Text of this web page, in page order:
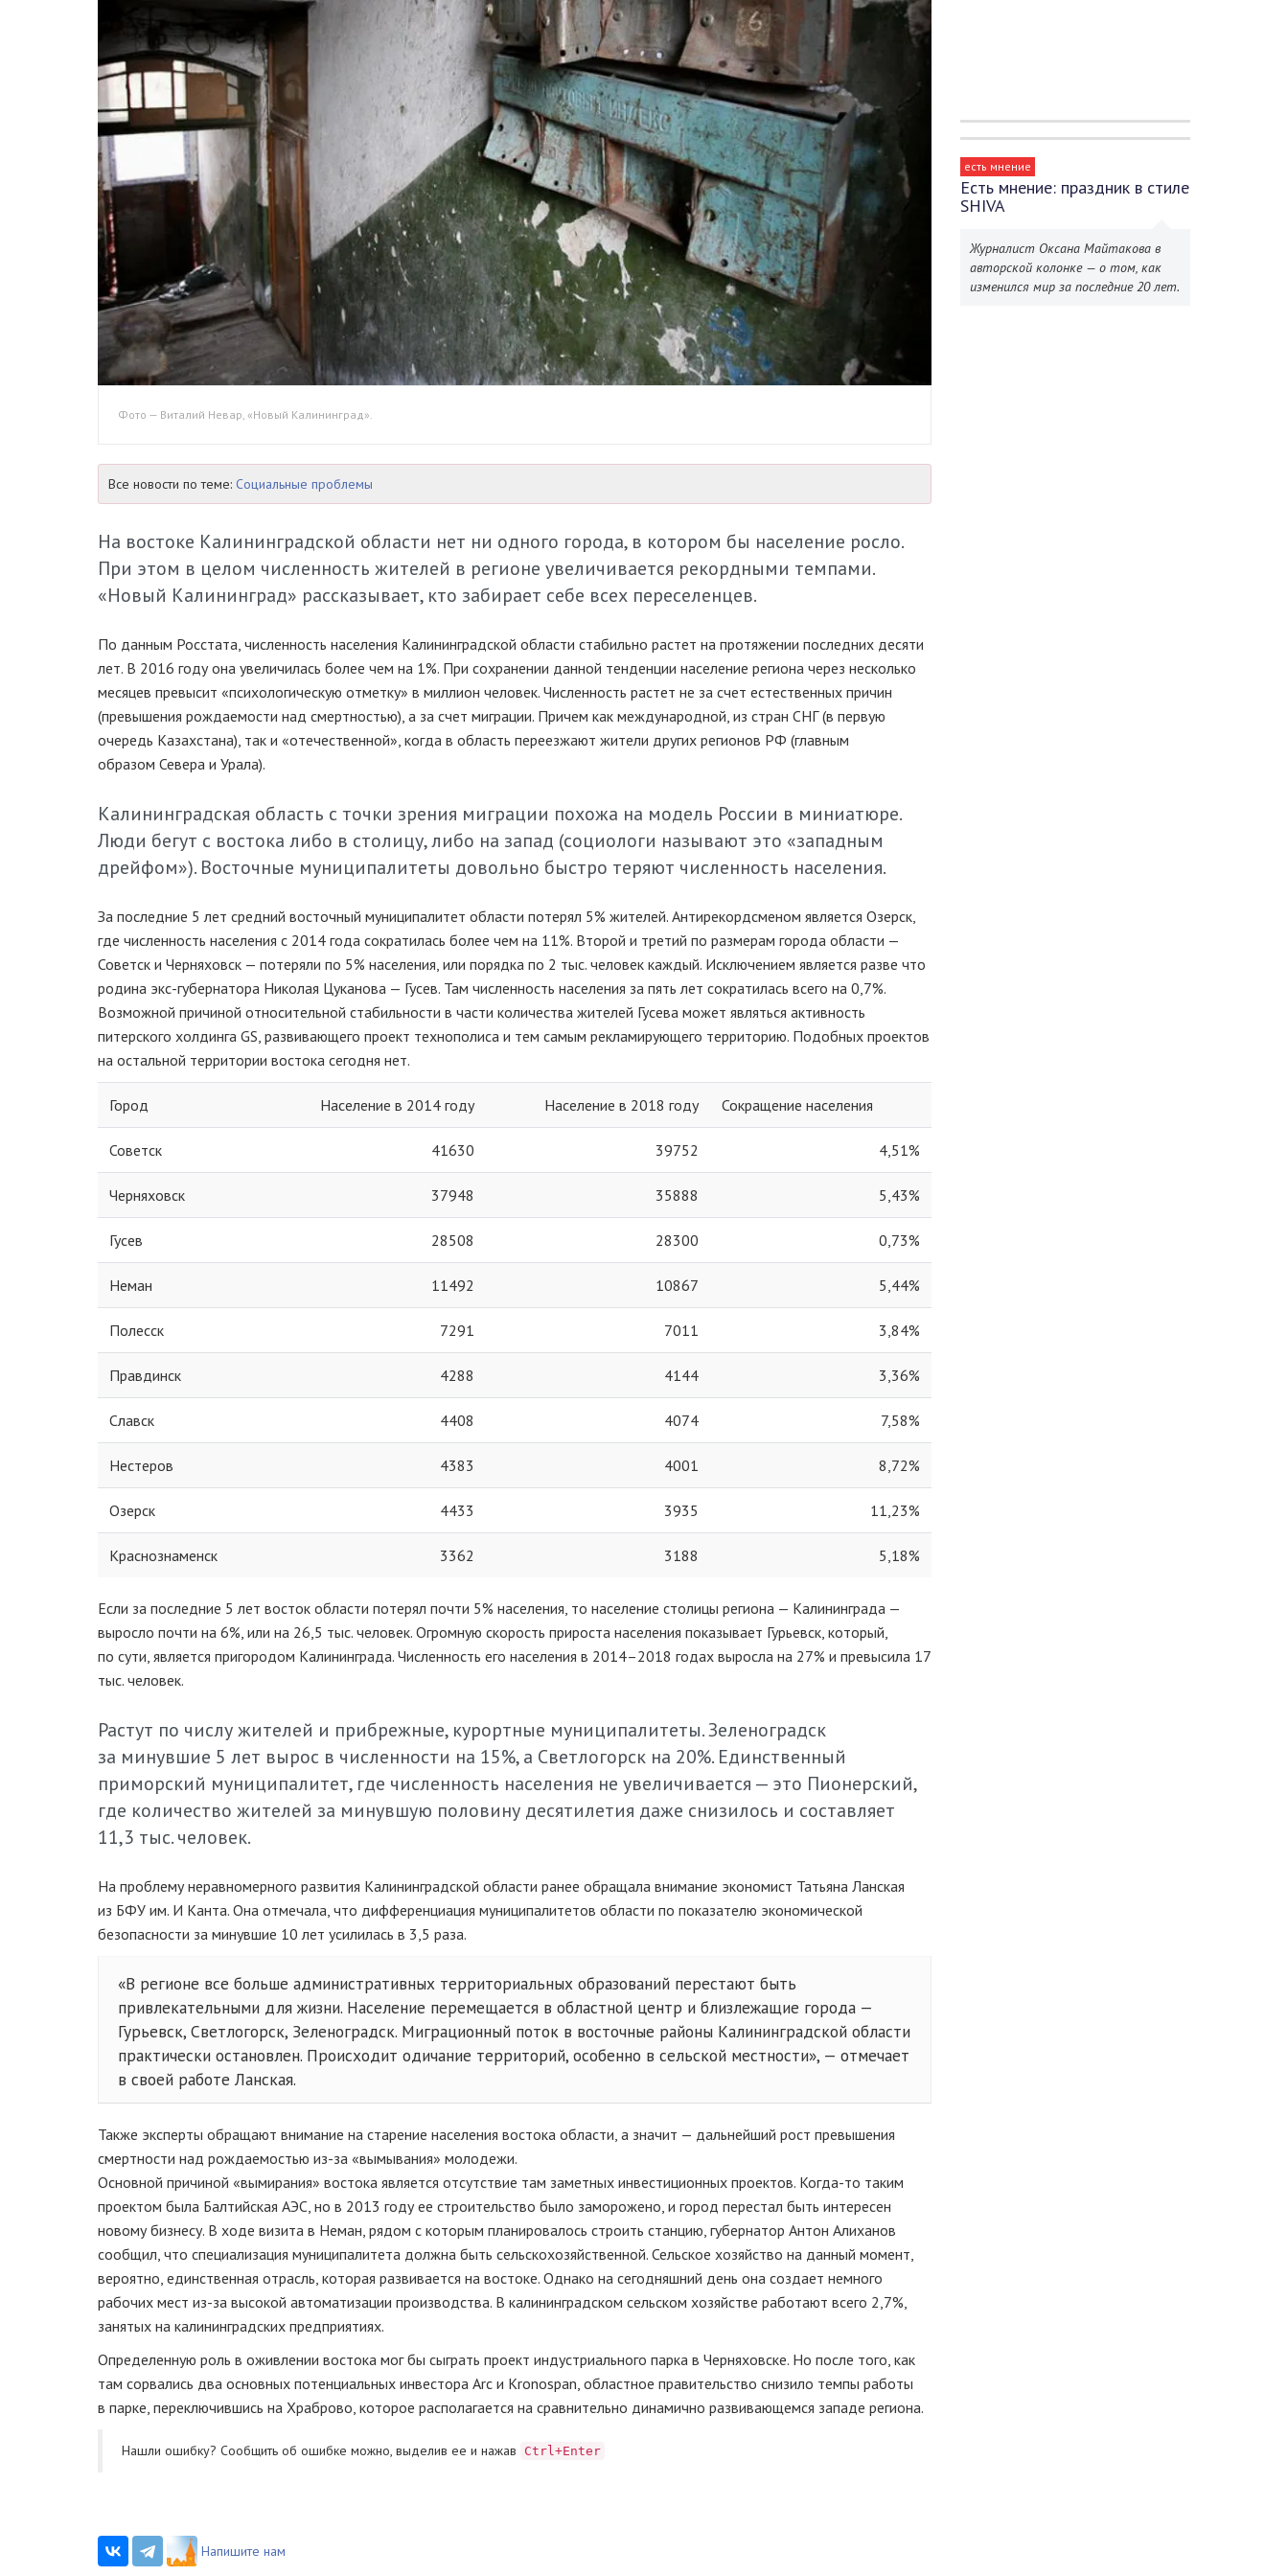
Фото — Виталий Невар, «Новый Калининград».
Все новости по теме: Социальные проблемы
На востоке Калининградской области нет ни одного города, в котором бы население росло.
При этом в целом численность жителей в регионе увеличивается рекордными темпами.
«Новый Калининград» рассказывает, кто забирает себе всех переселенцев.
По данным Росстата, численность населения Калининградской области стабильно растет на протяжении последних десяти
лет. В 2016 году она увеличилась более чем на 1%. При сохранении данной тенденции население региона через несколько
месяцев превысит «психологическую отметку» в миллион человек. Численность растет не за счет естественных причин
(превышения рождаемости над смертностью), а за счет миграции. Причем как международной, из стран СНГ (в первую
очередь Казахстана), так и «отечественной», когда в область переезжают жители других регионов РФ (главным
образом Севера и Урала).
Калининградская область с точки зрения миграции похожа на модель России в миниатюре.
Люди бегут с востока либо в столицу, либо на запад (социологи называют это «западным
дрейфом»). Восточные муниципалитеты довольно быстро теряют численность населения.
За последние 5 лет средний восточный муниципалитет области потерял 5% жителей. Антирекордсменом является Озерск,
где численность населения с 2014 года сократилась более чем на 11%. Второй и третий по размерам города области —
Советск и Черняховск — потеряли по 5% населения, или порядка по 2 тыс. человек каждый. Исключением является разве что
родина экс-губернатора Николая Цуканова — Гусев. Там численность населения за пять лет сократилась всего на 0,7%.
Возможной причиной относительной стабильности в части количества жителей Гусева может являться активность
питерского холдинга GS, развивающего проект технополиса и тем самым рекламирующего территорию. Подобных проектов
на остальной территории востока сегодня нет.
Город Население в 2014 году Население в 2018 году Сокращение населения
Советск 41630 39752 4,51%
Черняховск 37948 35888 5,43%
Гусев 28508 28300 0,73%
Неман 11492 10867 5,44%
Полесск 7291 7011 3,84%
Правдинск 4288 4144 3,36%
Славск 4408 4074 7,58%
Нестеров 4383 4001 8,72%
Озерск 4433 3935 11,23%
Краснознаменск 3362 3188 5,18%
Если за последние 5 лет восток области потерял почти 5% населения, то население столицы региона — Калининграда —
выросло почти на 6%, или на 26,5 тыс. человек. Огромную скорость прироста населения показывает Гурьевск, который,
по сути, является пригородом Калининграда. Численность его населения в 2014–2018 годах выросла на 27% и превысила 17
тыс. человек.
Растут по числу жителей и прибрежные, курортные муниципалитеты. Зеленоградск
за минувшие 5 лет вырос в численности на 15%, а Светлогорск на 20%. Единственный
приморский муниципалитет, где численность населения не увеличивается — это Пионерский,
где количество жителей за минувшую половину десятилетия даже снизилось и составляет
11,3 тыс. человек.
На проблему неравномерного развития Калининградской области ранее обращала внимание экономист Татьяна Ланская
из БФУ им. И Канта. Она отмечала, что дифференциация муниципалитетов области по показателю экономической
безопасности за минувшие 10 лет усилилась в 3,5 раза.
«В регионе все больше административных территориальных образований перестают быть
привлекательными для жизни. Население перемещается в областной центр и близлежащие города —
Гурьевск, Светлогорск, Зеленоградск. Миграционный поток в восточные районы Калининградской области
практически остановлен. Происходит одичание территорий, особенно в сельской местности», — отмечает
в своей работе Ланская.
Также эксперты обращают внимание на старение населения востока области, а значит — дальнейший рост превышения
смертности над рождаемостью из-за «вымывания» молодежи.
Основной причиной «вымирания» востока является отсутствие там заметных инвестиционных проектов. Когда-то таким
проектом была Балтийская АЭС, но в 2013 году ее строительство было заморожено, и город перестал быть интересен
новому бизнесу. В ходе визита в Неман, рядом с которым планировалось строить станцию, губернатор Антон Алиханов
сообщил, что специализация муниципалитета должна быть сельскохозяйственной. Сельское хозяйство на данный момент,
вероятно, единственная отрасль, которая развивается на востоке. Однако на сегодняшний день она создает немного
рабочих мест из-за высокой автоматизации производства. В калининградском сельском хозяйстве работают всего 2,7%,
занятых на калининградских предприятиях.
Определенную роль в оживлении востока мог бы сыграть проект индустриального парка в Черняховске. Но после того, как
там сорвались два основных потенциальных инвестора Arc и Kronospan, областное правительство снизило темпы работы
в парке, переключившись на Храброво, которое располагается на сравнительно динамично развивающемся западе региона.
Нашли ошибку? Cообщить об ошибке можно, выделив ее и нажав Ctrl+Enter
Напишите нам
есть мнение
Есть мнение: праздник в стиле
SHIVA
Журналист Оксана Майтакова в
авторской колонке — о том, как
изменился мир за последние 20 лет.